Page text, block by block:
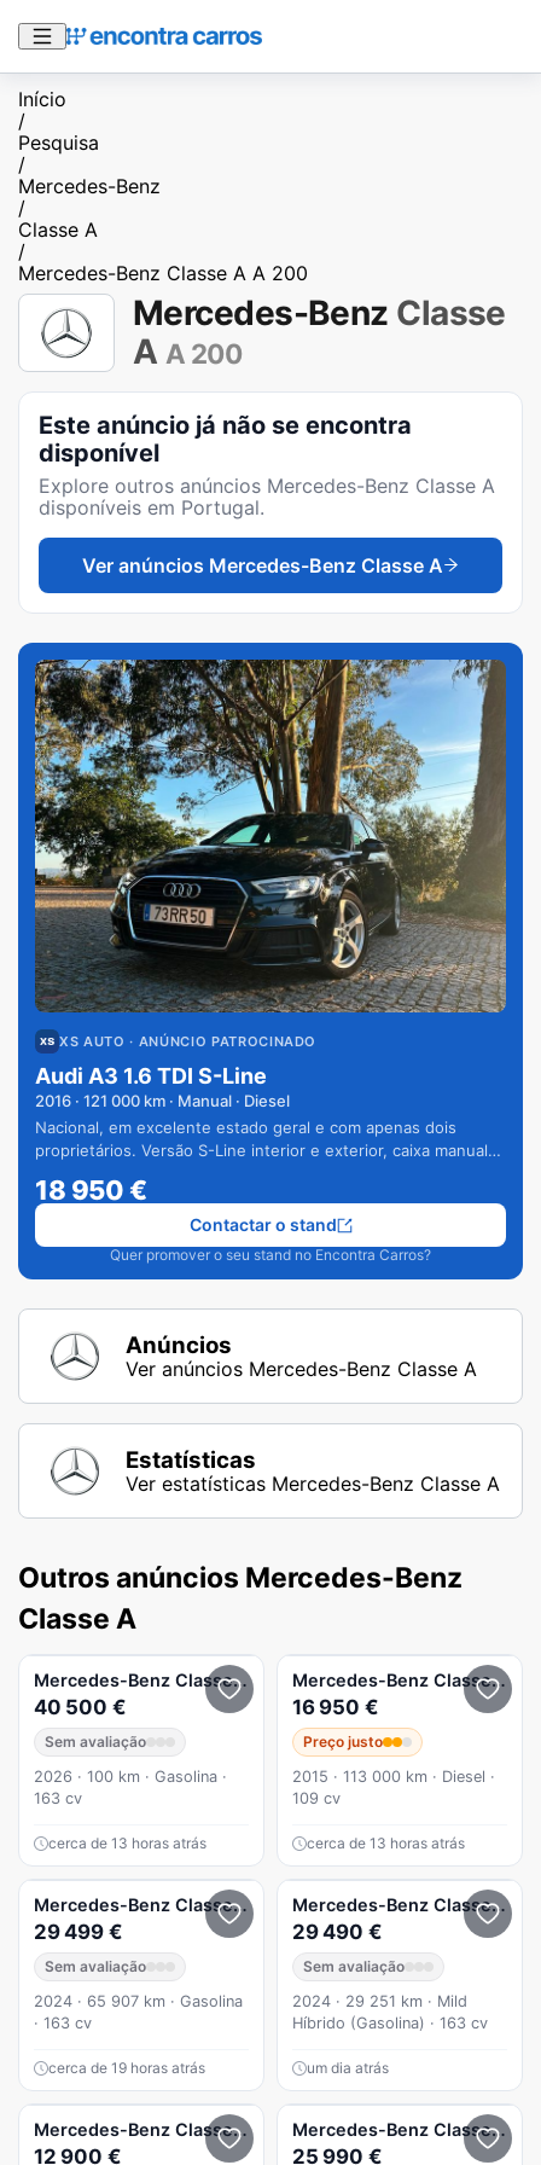
Início
/
Pesquisa
/
Mercedes-Benz
/
Classe A
/
Mercedes-Benz Classe A A 200
Mercedes-Benz Classe
A A 200
Este anúncio já não se encontra
disponível
Explore outros anúncios Mercedes-Benz Classe A
disponíveis em Portugal.
Ver anúncios Mercedes-Benz Classe A
XS AUTO · ANÚNCIO PATROCINADO
Audi A3 1.6 TDI S-Line
2016 · 121 000 km · Manual · Diesel
Nacional, em excelente estado geral e com apenas dois
proprietários. Versão S-Line interior e exterior, caixa manual
18 950€
Quer promover o seu stand no Encontra Carros?
Contactar o stand
Anúncios
Ver anúncios Mercedes-Benz Classe A
Estatísticas
Ver estatísticas Mercedes-Benz Classe A
Outros anúncios Mercedes-Benz
Classe A
Mercedes-Benz Classe A A 200 200 Auto
40 500 €
Sem avaliação
2026 · 100 km · Gasolina ·
163 cv
cerca de 13 horas atrás
Mercedes-Benz Classe A
16 950 €
Preço justo
2015 · 113 000 km · Diesel ·
109 cv
cerca de 13 horas atrás
Mercedes-Benz Classe A A 200 Aut.
29 499 €
Sem avaliação
2024 · 65 907 km · Gasolina
· 163 cv
cerca de 19 horas atrás
Mercedes-Benz Classe A
29 490 €
Sem avaliação
2024 · 29 251 km · Mild
Híbrido (Gasolina) · 163 cv
um dia atrás
Mercedes-Benz Classe A
12 900 €
Mercedes-Benz Classe A
25 990 €